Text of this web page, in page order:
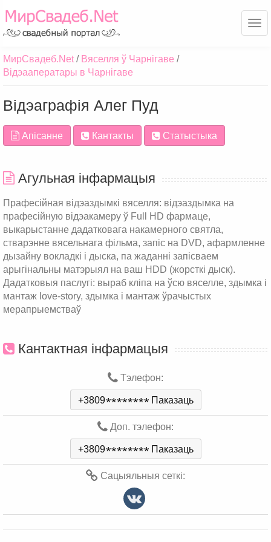
МирСвадеб.Net
Вяселля ў Чарнігаве
Відэааператары в Чарнігаве
Відэаграфія Алег Пуд
Апісанне Кантакты Статыстыка
Агульная інфармацыя
Прафесійная відэаздымкі вяселля: відэаздымка на
прафесійную відэакамеру ў Full HD фармаце,
выкарыстанне дадатковага накамерного святла,
стварэнне вясельнага фільма, запіс на DVD, афармленне
дызайну вокладкі і дыска, па жаданні запісваем
арыгінальны матэрыял на ваш HDD (жорсткі дыск).
Дадатковыя паслугі: выраб кліпа на ўсю вяселле, здымка і
мантаж love-story, здымка і мантаж ўрачыстых
мерапрыемстваў
Кантактная інфармацыя
Тэлефон:
+3809******** Паказаць
Доп. тэлефон:
+3809******** Паказаць
Сацыяльныя сеткі: